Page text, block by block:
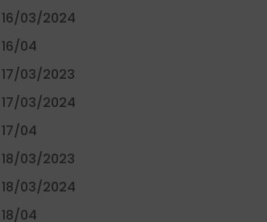
16/03/2024
16/04
17/03/2023
17/03/2024
17/04
18/03/2023
18/03/2024
18/04